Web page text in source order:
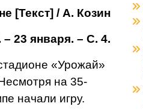
[Текст] / А. Козин
23 января. – С. 4.
«Уро­жай»
на 35-
начали игру.